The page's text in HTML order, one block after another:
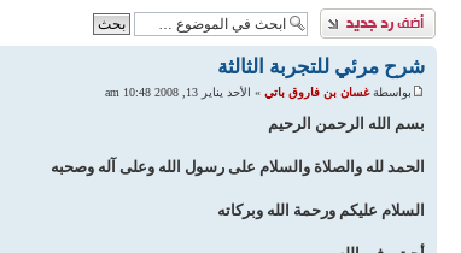
إضافة رد
شرح مرئي للتجربة الثالثة
بواسطةغسان بن فاروق باتي » الأحد يناير 13, 2008 10:48 am
بسم الله الرحمن الرحيم
الحمد لله والصلاة والسلام على رسول الله وعلى آله وصحبه
السلام عليكم ورحمة الله وبركاته